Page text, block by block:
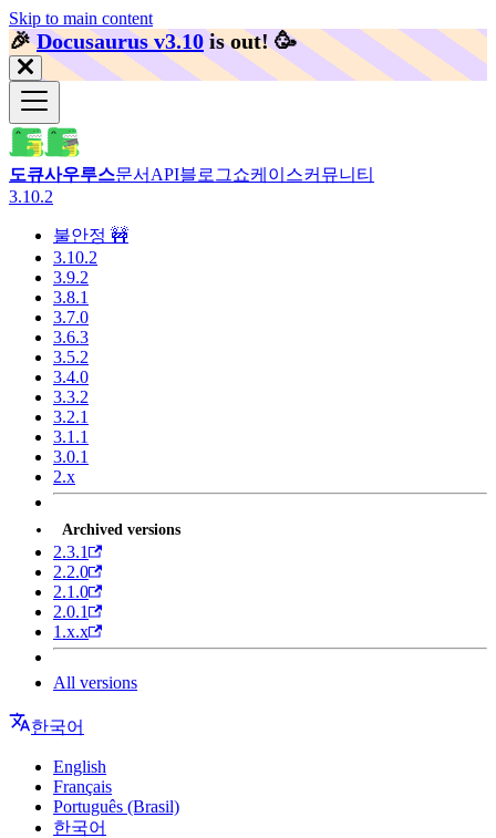
Skip to main content
🎉️Docusaurus v3.10 is out! 🥳️
도큐사우루스문서 API블로그쇼케이스커뮤니티
3.10.2
불안정 🚧
3.10.2
3.9.2
3.8.1
3.7.0
3.6.3
3.5.2
3.4.0
3.3.2
3.2.1
3.1.1
3.0.1
2.x
Archived versions
2.3.1
2.2.0
2.1.0
2.0.1
1.x.x
All versions
한국어
English
Français
Português (Brasil)
한국어